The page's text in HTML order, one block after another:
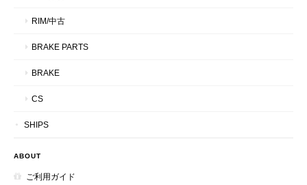
RIM/中古
BRAKE PARTS
BRAKE
CS
SHIPS
ABOUT
ご利用ガイド